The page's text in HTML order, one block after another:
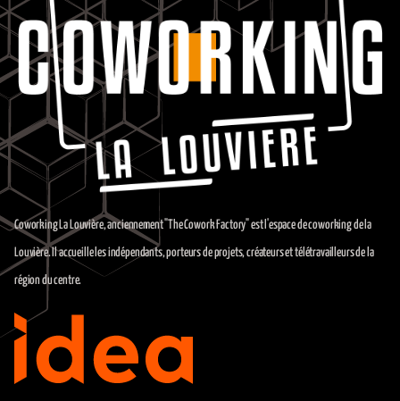
Coworking La Louvière, anciennement "The Cowork Factory" est l'espace de coworking de la
Louvière. Il accueille les indépendants, porteurs de projets, créateurs et télétravailleurs de la
région du centre.